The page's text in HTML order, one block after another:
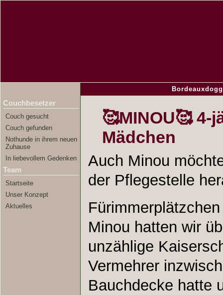
Couchbesetzer
Couch gesucht
Couch gefunden
Nothunde in ihrem neuen
Zuhause
In liebevollem Gedenken
Team
Startseite
Unser Konzept
Aktuelles
🥰MINOU🥰 4-
Mädchen
Auch Minou
der Pflegestelle
Minou hatten wir
unzählige
Vermehrer
Bauchdecke hatte